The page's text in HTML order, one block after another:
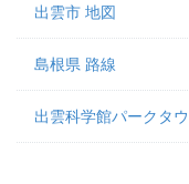
出雲市 地図
島根県 路線
出雲科学館パークタ